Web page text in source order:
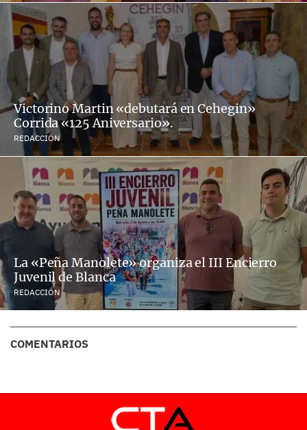
Victorino Martin «debutará en Cehegin»
Corrida «125 Aniversario».
REDACCIÓN
La «Peña Manolete» organiza el III Encierro
Juvenil de Blanca
REDACCIÓN
COMENTARIOS